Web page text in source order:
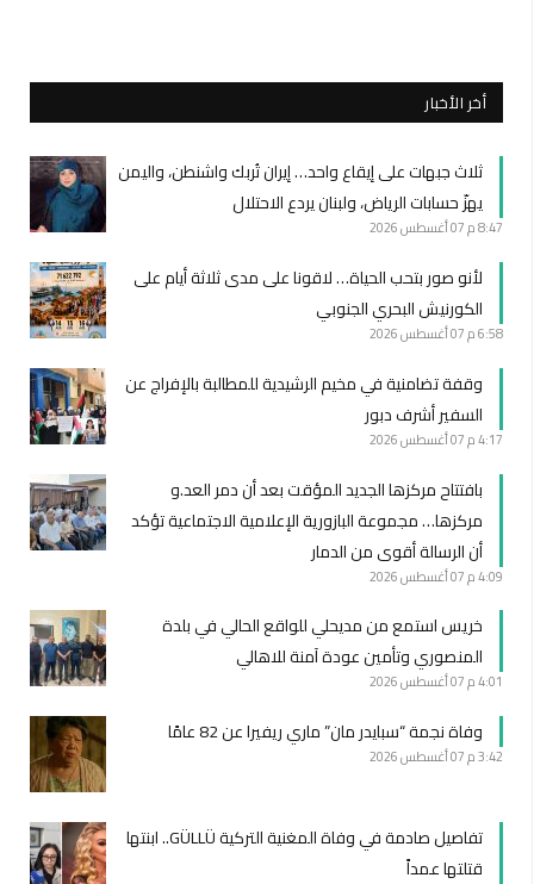
أخر الأخبار
ثلاث جبهات على إيقاع واحد… إيران تُربك واشنطن، واليمن
يهزّ حسابات الرياض، ولبنان يردع الاحتلال
8:47 م 07 أغسطس 2026
لأنو صور بتحب الحياة… لاقونا على مدى ثلاثة أيام على
الكورنيش البحري الجنوبي
6:58 م 07 أغسطس 2026
وقفة تضامنية في مخيم الرشيدية للمطالبة بالإفراج عن
السفير أشرف دبور
4:17 م 07 أغسطس 2026
بافتتاح مركزها الجديد المؤقت بعد أن دمر العد.و
مركزها… مجموعة البازورية الإعلامية الاجتماعية تؤكد
أن الرسالة أقوى من الدمار
4:09 م 07 أغسطس 2026
خريس استمع من مديحلي للواقع الحالي في بلدة
المنصوري وتأمين عودة آمنة للاهالي
4:01 م 07 أغسطس 2026
وفاة نجمة “سبايدر مان” ماري ريفيرا عن 82 عامًا
3:42 م 07 أغسطس 2026
تفاصيل صادمة في وفاة المغنية التركية GÜLLÜ.. ابنتها
قتلتها عمداً